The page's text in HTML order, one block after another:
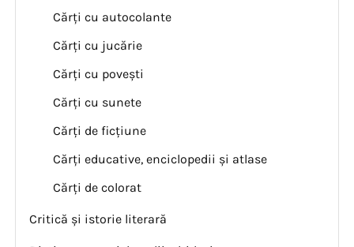
Cărți cu autocolante
Cărți cu jucărie
Cărți cu povești
Cărți cu sunete
Cărți de ficțiune
Cărți educative, enciclopedii și atlase
Cărți de colorat
Critică și istorie literară